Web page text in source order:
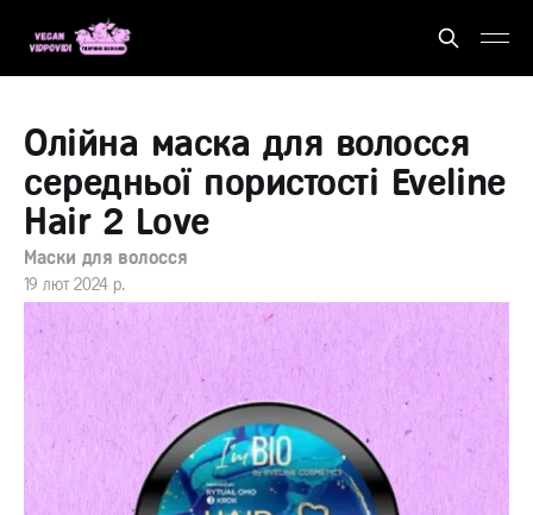
Олійна маска для волосся
середньої пористості Eveline
Hair 2 Love
Маски для волосся
19 лют 2024 р.